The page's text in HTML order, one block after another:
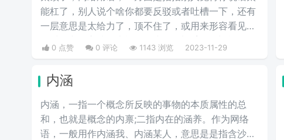
能杠了，别人说个啥你都要反驳或者吐槽一下，还有
一层意思是太给力了，顶不住了，或用来形容看见美
生石更现象，继而会出现一种搭帐篷的状态，称
0 点赞 0 评论 1143 浏览 2023-11-29
内涵
内涵，一指一个概念所反映的事物的本质属性的总
和，也就是概念的内禀;二指内在的涵养。作为网络
语，一般用作内涵我、内涵某人，意思是是指含沙射